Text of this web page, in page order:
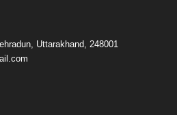
Uttarakhand, 248001